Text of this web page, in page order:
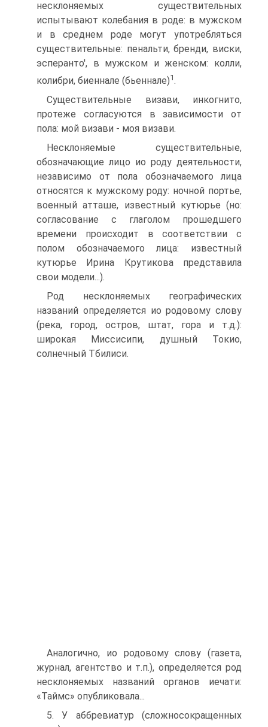
несклоняемых существительных
испытывают колебания в роде: в мужском
и в среднем роде могут употребляться
существительные: пенальти, бренди, виски,
эсперанто', в мужском и женском: колли,
колибри, биеннале (бьеннале)1.
Существительные визави, инкогнито,
протеже согласуются в зависимости от
пола: мой визави - моя визави.
Несклоняемые существительные,
обозначающие лицо ио роду деятельности,
независимо от пола обозначаемого лица
относятся к мужскому роду: ночной портье,
военный атташе, известный кутюрье (но:
согласование с глаголом прошедшего
времени происходит в соответствии с
полом обозначаемого лица: известный
кутюрье Ирина Крутикова представила
свои модели...).
Род несклоняемых географических
названий определяется ио родовому слову
(река, город, остров, штат, гора и т.д.):
широкая Миссисипи, душный Токио,
солнечный Тбилиси.
Аналогично, ио родовому слову (газета,
журнал, агентство и т.п.), определяется род
несклоняемых названий органов иечати:
«Таймс» опубликовала...
5. У аббревиатур (сложносокращенных